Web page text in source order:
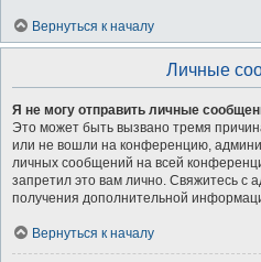
Вернуться к началу
Личные
Я не могу отправить личные
Это может быть вызвано тремя
или не вошли на конференцию,
личных сообщений на всей
запретил это вам лично. Свяжитесь с
получения дополнительной
Вернуться к началу